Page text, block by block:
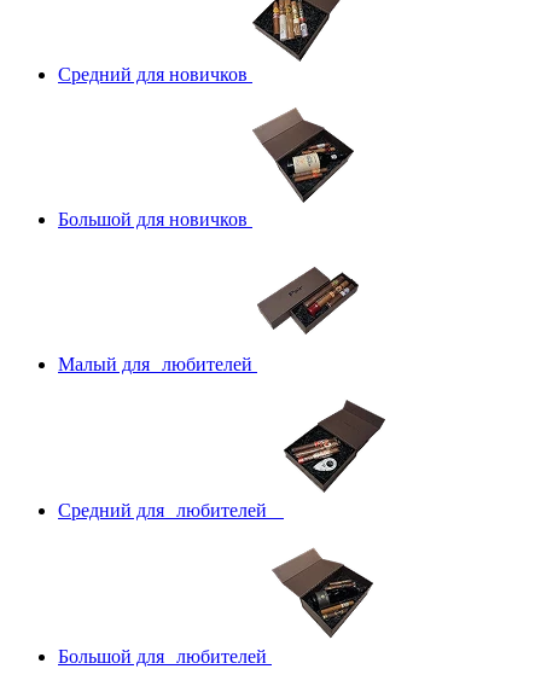
Средний для новичков
Большой для новичков
Малый для любителей
Средний для любителей
Большой для любителей